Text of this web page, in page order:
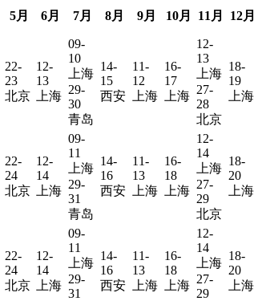
5月 6月 7月 8月 9月 10月 11月 12月
22-
23
北京
12-
13
上海
09-
10
上海
29-
30
青岛
14-
15
西安
11-
12
上海
16-
17
上海
12-
13
上海
27-
28
北京
18-
19
上海
22-
24
北京
12-
14
上海
09-
11
上海
29-
31
青岛
14-
16
西安
11-
13
上海
16-
18
上海
12-
14
上海
27-
29
北京
18-
20
上海
22-
24
北京
12-
14
上海
09-
11
上海
29-
31
14-
16
西安
11-
13
上海
16-
18
上海
12-
14
上海
27-
29
18-
20
上海